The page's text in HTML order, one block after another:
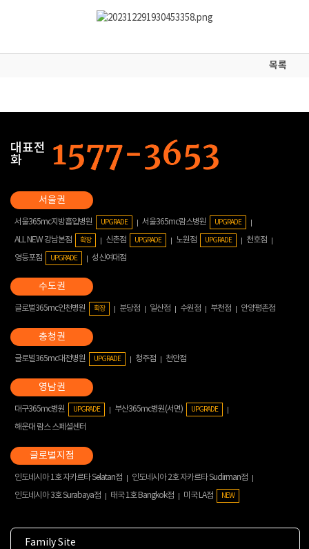
목록
대표전
화
서울365mc지방흡입병원 UPGRADE 서울365mc람스병원 UPGRADE
ALL NEW 강남본점 확장 신촌점 UPGRADE 노원점 UPGRADE
천호점
영등포점
UPGRADE 성신여대점
글로벌365mc인천병원 확장 분당점 일산점 수원점 부천점 안양평촌점
글로벌365mc대전병원 UPGRADE 청주점 천안점
대구365mc병원 UPGRADE 부산365mc병원(서면) UPGRADE
해운대 람스 스페셜센터
인도네시아 1호 자카르타 Selatan점
인도네시아 2호 자카르타 Sudirman점
인도네시아 3호 Surabaya점
태국 1호 Bangkok점 미국 LA점 NEW
Family Site